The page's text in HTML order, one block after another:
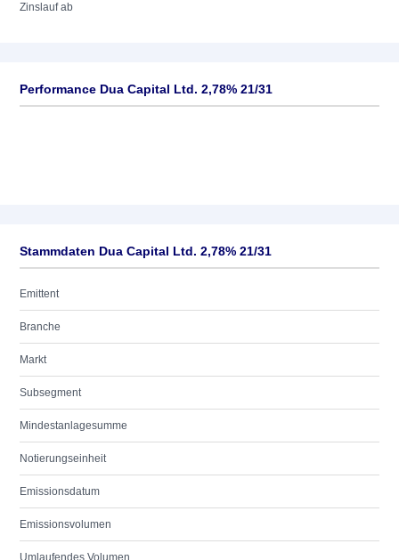
Zinslauf ab
Performance Dua Capital Ltd. 2,78% 21/31
Stammdaten Dua Capital Ltd. 2,78% 21/31
Emittent
Branche
Markt
Subsegment
Mindestanlagesumme
Notierungseinheit
Emissionsdatum
Emissionsvolumen
Umlaufendes Volumen